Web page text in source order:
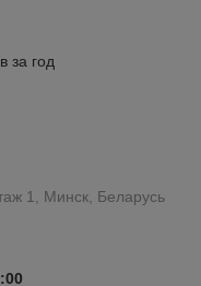
за год
1, Минск, Беларусь